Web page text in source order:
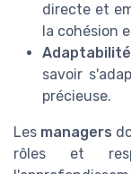
directe et
la cohésion
savoir
précieuse.
Les managers
rôles et